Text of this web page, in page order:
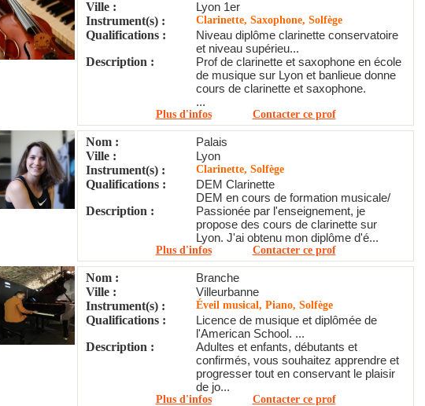
Ville :
Lyon 1er
Instrument(s) :
Clarinette, Saxophone, Solfège
Qualifications :
Niveau diplôme clarinette conservatoire
et niveau supérieu...
Description :
Prof de clarinette et saxophone en école
de musique sur Lyon et banlieue donne
cours de clarinette et saxophone.
...
Plus d'infos Contacter ce prof
Nom :
Palais
Ville :
Lyon
Instrument(s) :
Clarinette, Solfège
Qualifications :
DEM Clarinette
DEM en cours de formation musicale/
Description :
Passionée par l'enseignement, je
propose des cours de clarinette sur
Lyon. J'ai obtenu mon diplôme d'é...
Plus d'infos Contacter ce prof
Nom :
Branche
Ville :
Villeurbanne
Instrument(s) :
Éveil musical, Piano, Solfège
Qualifications :
Licence de musique et diplômée de
l'American School. ...
Description :
Adultes et enfants, débutants et
confirmés, vous souhaitez apprendre et
progresser tout en conservant le plaisir
de jo...
Plus d'infos Contacter ce prof